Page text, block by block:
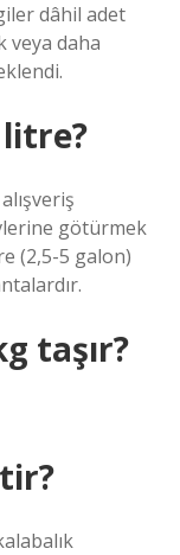
dâhil adet
veya daha
litre?
götürmek
(2,5-5 galon)
taşır?